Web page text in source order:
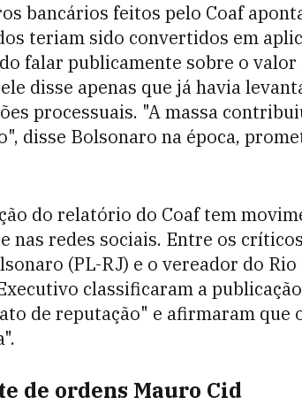
bancários feitos pelo Coaf
teriam sido convertidos em
falar publicamente sobre o valor
disse apenas que já havia
processuais. "A massa
disse Bolsonaro na época,
do relatório do Coaf tem
nas redes sociais. Entre os
(PL-RJ) e o vereador do
classificaram a
de reputação" e afirmaram
de ordens Mauro Cid